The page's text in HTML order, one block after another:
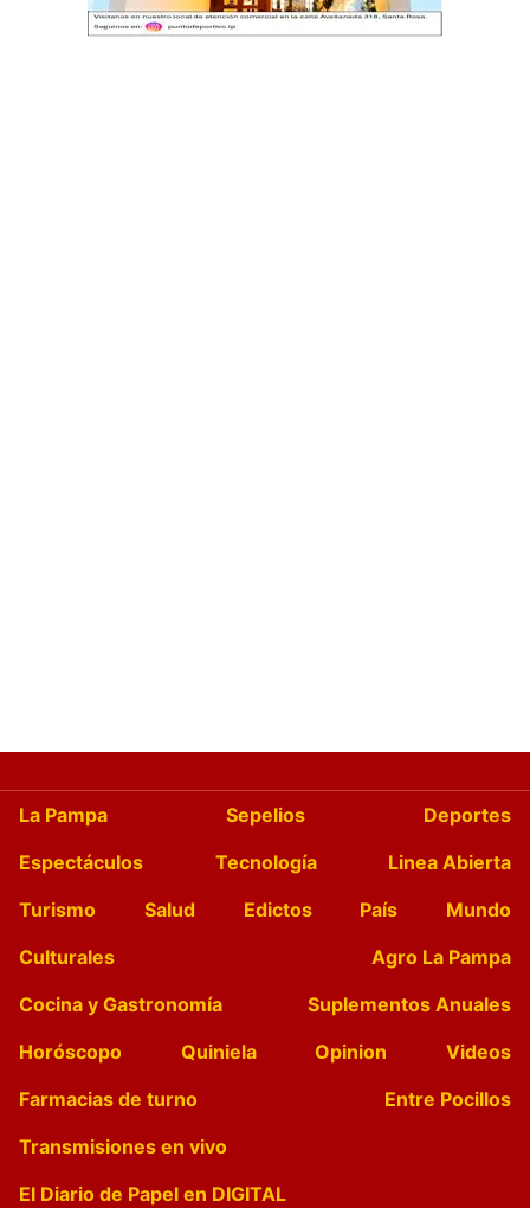
La Pampa Sepelios
Deportes
Espectáculos
Tecnología
Linea Abierta
Turismo
Salud Edictos País
Mundo
Culturales
Agro La Pampa
Cocina y Gastronomía
Suplementos Anuales
Horóscopo
Quiniela Opinion
Videos
Farmacias de turno
Entre Pocillos
Transmisiones en vivo
El Diario de Papel en DIGITAL